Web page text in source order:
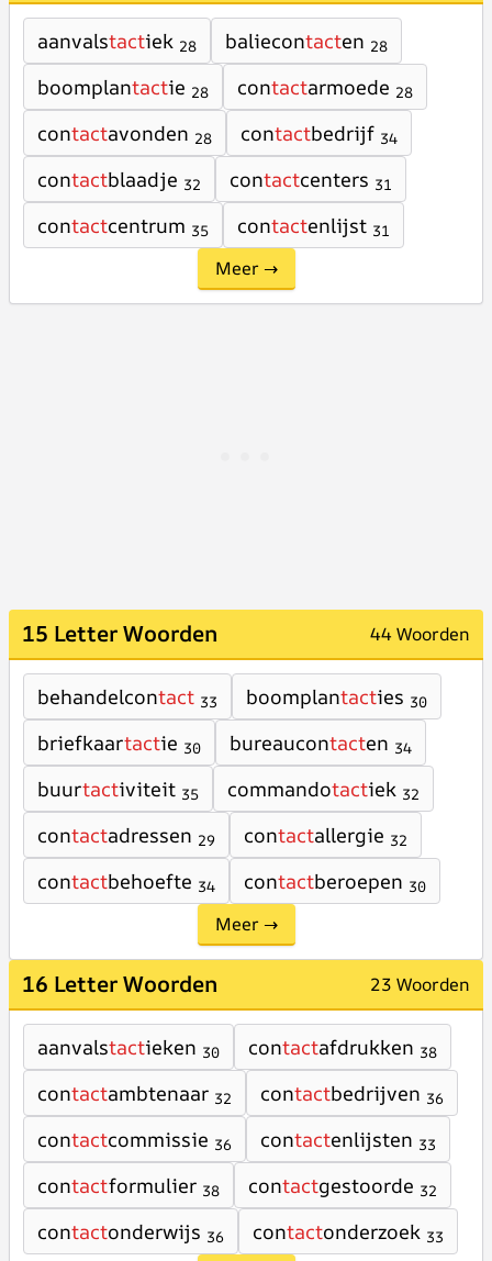
aanvalstactiek 28 baliecontacten 28
boomplantactie 28 contactarmoede 28
contactavonden 28 contactbedrijf 34
contactblaadje 32 contactcenters 31
contactcentrum 35 contactenlijst 31
Meer →
15 Letter Woorden 44 Woorden
behandelcontact 33 boomplantacties 30
briefkaartactie 30 bureaucontacten 34
buurtactiviteit 35 commandotactiek 32
contactadressen 29 contactallergie 32
contactbehoefte 34 contactberoepen 30
Meer →
16 Letter Woorden 23 Woorden
aanvalstactieken 30 contactafdrukken 38
contactambtenaar 32 contactbedrijven 36
contactcommissie 36 contactenlijsten 33
contactformulier 38 contactgestoorde 32
contactonderwijs 36 contactonderzoek 33